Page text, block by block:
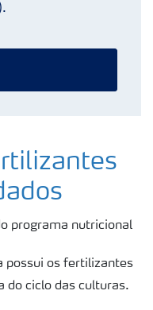
).
possui os fertilizantes
do ciclo das culturas.